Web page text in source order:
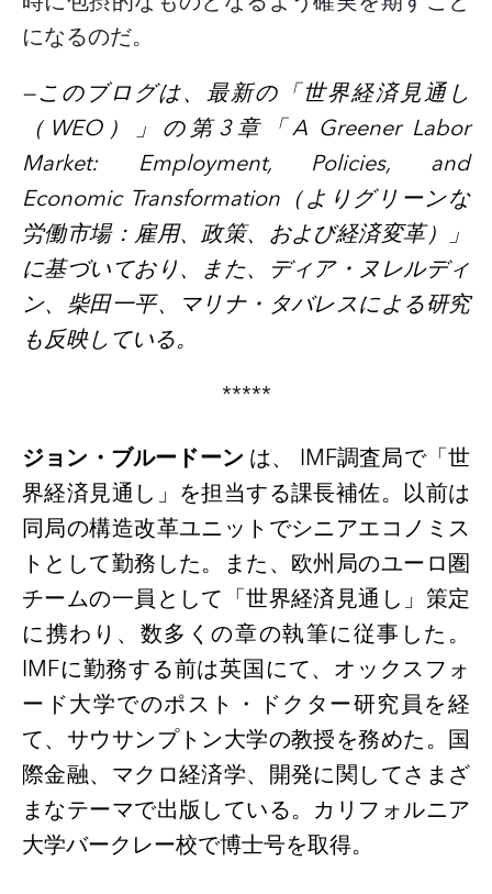
になるのだ。
—このブログは、最新の「世界経済見通し
（ WEO）」の第3章「A Greener Labor
Market: Employment, Policies, and
Economic Transformation（よりグリーンな
労働市場：雇用、政策、および経済変革）」
に基づいており、また、ディア・ヌレルディ
ン、柴田一平、マリナ・タバレスによる研究
も反映している。
*****
ジョン・ブルードーン は、 IMF調査局で「世
界経済見通し」を担当する課長補佐。以前は
同局の構造改革ユニットでシニアエコノミス
トとして勤務した。また、欧州局のユーロ圏
チームの一員として「世界経済見通し」策定
に携わり、数多くの章の執筆に従事した。
IMFに勤務する前は英国にて、オックスフォ
ード大学でのポスト・ドクター研究員を経
て、サウサンプトン大学の教授を務めた。国
際金融、マクロ経済学、開発に関してさまざ
まなテーマで出版している。カリフォルニア
大学バークレー校で博士号を取得。